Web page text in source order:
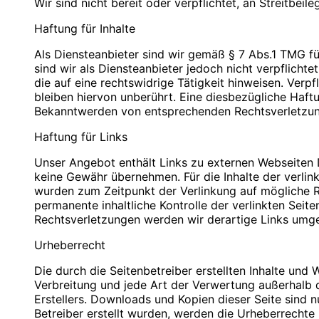
PLZ/Ort: 12529 Schönefeld
E-Mail: info@blauweb.de
Telefon: 03379 591001
Telefax: 03379 591 002
Mobil: 0176 277 50500
Umsatzsteuer-Identifikationsnummer gemäß § 27 a
DE 283623660
Inhaber: Christian Hinzmann
Verantwortlich für den Inhalt nach § 55 Abs. 2
Name: Christian Hinzmann
Strasse: Friedhofsweg 5
PLZ/Ort: 12529 Schönefeld
Mobil: 0176 277 50500
Quellenangaben für die verwendeten Bilder und
Auto-Ankauf Zeitz
PLZ/Ort: 12529 Schönefeld
Mobil: 0176 277 50500
Cookies
Zur besseren Benutzerführung setzen wir Cookies
Bestimmte Seiten sind ohne deren Einsatz nicht
Datenverarbeitung nach Art. 6 Abs. 1 lit. f DSGVO
bieten die Einstellungsmöglichkeit, Cookies nicht
und Cookies nur im Einzelfall erlauben, die
aktivieren. Es ist nicht gewährleistet, dass Sie auf
Einstellungen vornehmen.
zukommen lassen zu können, benötigen wir
Zwecke. Rechtsgrundlage für die Verarbeitung der
werden, ist Art. 6 Abs. 1 lit. f DSGVO.
Wir sind nicht bereit oder verpflichtet, an
Haftung für Inhalte
Als Diensteanbieter sind wir gemäß § 7 Abs.1 TMG
sind wir als Diensteanbieter jedoch nicht
die auf eine rechtswidrige Tätigkeit hinweisen.
bleiben hiervon unberührt. Eine diesbezügliche
Bekanntwerden von entsprechenden
Haftung für Links
Unser Angebot enthält Links zu externen
keine Gewähr übernehmen. Für die Inhalte der
wurden zum Zeitpunkt der Verlinkung auf mögliche
permanente inhaltliche Kontrolle der verlinkten
Rechtsverletzungen werden wir derartige Links
Urheberrecht
Die durch die Seitenbetreiber erstellten Inhalte und
Verbreitung und jede Art der Verwertung
Erstellers. Downloads und Kopien dieser Seite
Betreiber erstellt wurden, werden die